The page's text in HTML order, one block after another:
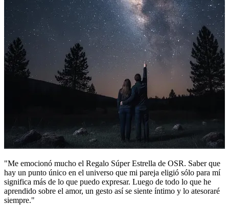
"Me emocionó mucho el Regalo Súper Estrella de OSR. Saber que
hay un punto único en el universo que mi pareja eligió sólo para mí
significa más de lo que puedo expresar. Luego de todo lo que he
aprendido sobre el amor, un gesto así se siente íntimo y lo atesoraré
siempre."